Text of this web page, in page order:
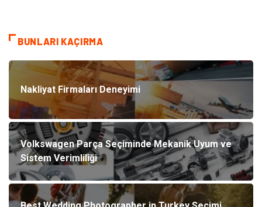
BUNLARI KAÇIRMA
Nakliyat Firmaları Deneyimi
Volkswagen Parça Seçiminde Mekanik Uyum ve
Sistem Verimliliği